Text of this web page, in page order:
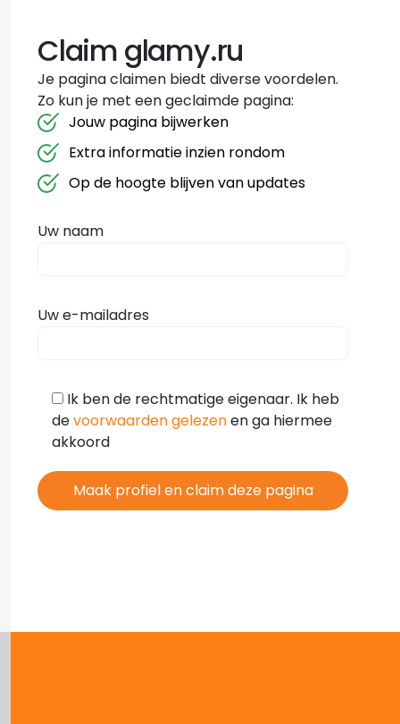
Claim glamy.ru
Je pagina claimen biedt diverse voordelen.
Zo kun je met een geclaimde pagina:
Jouw pagina bijwerken
Extra informatie inzien rondom
Op de hoogte blijven van updates
Uw naam
Uw e-mailadres
Ik ben de rechtmatige eigenaar. Ik heb
devoorwaarden gelezenen ga hiermee
akkoord